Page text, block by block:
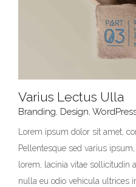
Varius Lectus Ulla
Branding, Design,
Lorem ipsum dolor sit amet,
Pellentesque sed varius
lorem, lacinia vitae sollicitudin
nulla eu odio vehicula ultrices